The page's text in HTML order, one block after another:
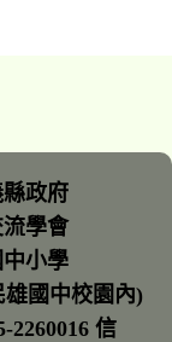
政府
學會
小學
國中校園內)
2260016 信